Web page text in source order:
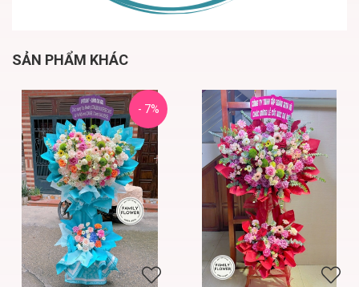
SẢN PHẨM KHÁC
- 7%